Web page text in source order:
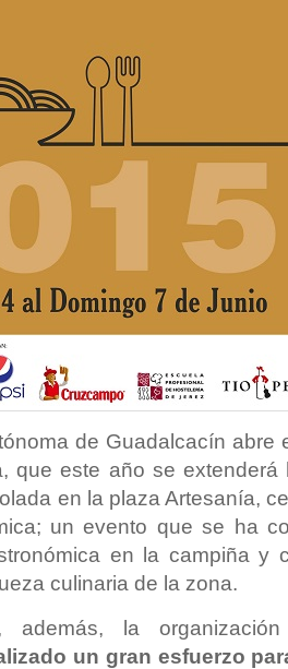
de Guadalcacín abre
que este año se
en la plaza Artesanía,
un evento que se ha
en la campiña y
culinaria de la zona.
además, la
un gran esfuerzo